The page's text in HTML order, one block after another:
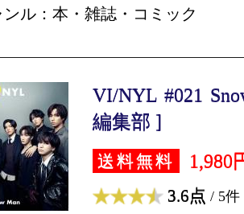
ル：本・雑誌・コミック
VI/NYL #021
編集部 ]
送料無料 1,980
3.6点 / 5件